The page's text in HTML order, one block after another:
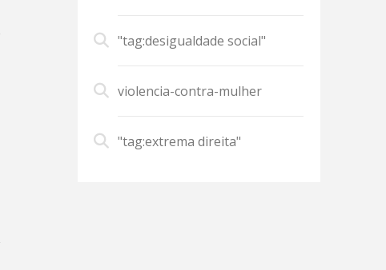
"tag:desigualdade social"
violencia-contra-mulher
"tag:extrema direita"